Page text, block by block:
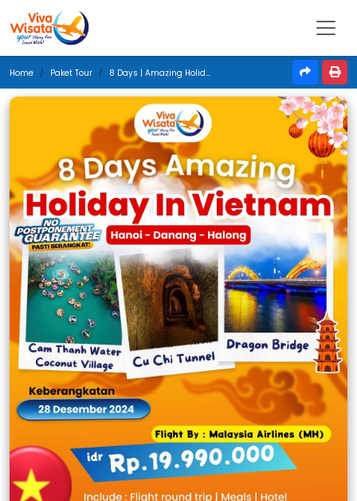
Home Paket Tour 8 Days | Amazing Holiday In Vietnam | Desember 2024